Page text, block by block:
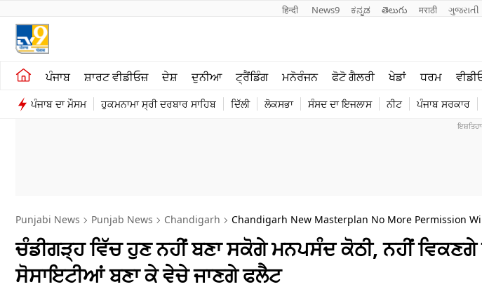
हिन्दी News9 ಕನ್ನಡ తెలుగు मराठी ગુજરાતી
ਪੰਜਾਬ ਸ਼ਾਰਟ ਵੀਡੀਓਜ਼ ਦੇਸ਼ ਦੁਨੀਆ ਟ੍ਰੈਂਡਿੰਗ ਮਨੋਰੰਜਨ ਫੋਟੋ ਗੈਲਰੀ ਖੇਡਾਂ ਧਰਮ
ਪੰਜਾਬ ਦਾ ਮੌਸਮ ਹੁਕਮਨਾਮਾ ਸ੍ਰੀ ਦਰਬਾਰ ਸਾਹਿਬ ਦਿੱਲੀ ਲੋਕਸਭਾ ਸੰਸਦ ਦਾ ਇਜਲਾਸ ਨੀਟ ਪੰਜਾਬ ਸਰਕਾਰ
ਖੇਤੀਬਾੜੀ
ਸ਼ਾਰਟ ਵੀਡੀਓਜ਼
ਮਨੋਰੰਜਨ
ਪੰਜਾਬ
Punjabi News Punjab News Chandigarh Chandigarh New Masterplan No More Permission
ਚੰਡੀਗੜ੍ਹ ਵਿੱਚ ਹੁਣ ਨਹੀਂ ਬਣਾ ਸਕੋਗੇ ਮਨਪਸੰਦ ਕੋਠੀ, ਨਹੀਂ
ਸੋਸਾਇਟੀਆਂ ਬਣਾ ਕੇ ਵੇਚੇ ਜਾਣਗੇ ਫਲੈਟ